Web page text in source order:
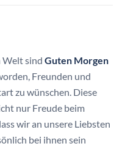
Welt sind Guten Morgen
Freunden und
zu wünschen. Diese
nur Freude beim
wir an unsere Liebsten
bei ihnen sein